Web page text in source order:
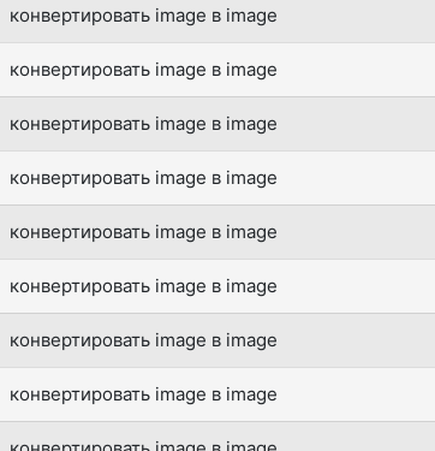
конвертировать image в image
конвертировать image в image
конвертировать image в image
конвертировать image в image
конвертировать image в image
конвертировать image в image
конвертировать image в image
конвертировать image в image